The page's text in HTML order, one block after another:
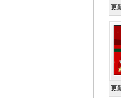
更
更